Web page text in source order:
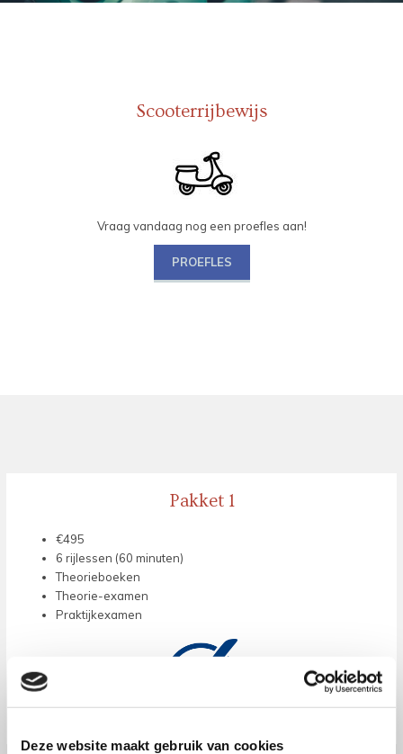
Deze website maakt gebruik van cookies
Scooterrijbewijs
Vraag vandaag nog een proefles aan!
PROEFLES
Pakket 1
€495
6 rijlessen (60 minuten)
Theorieboeken
Theorie-examen
Praktijkexamen